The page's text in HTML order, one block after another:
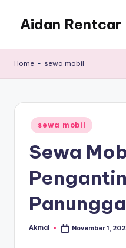
content
Aidan Rentcar
Murah
Home - sewa mobil
Posted
in
sewa mobil
Sewa
Pengantin
Posted
Akmal November 1,